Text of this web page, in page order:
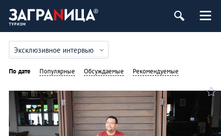
Эксклюзивное интервью
По дате Популярные Обсуждаемые Рекомендуемые